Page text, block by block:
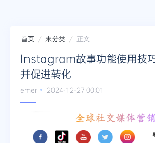
首页 未分类 正文
Instagram故事功能使用技
并促进转化
emer 2024-12-27 00:01